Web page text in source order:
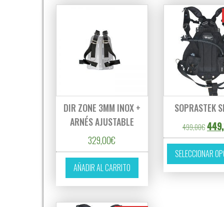
DIR ZONE 3MM INOX +
ARNÉS AJUSTABLE
329,00€
AÑADIR AL CARRITO
SOPRASTEK
499,00€El
SELECCIONAR